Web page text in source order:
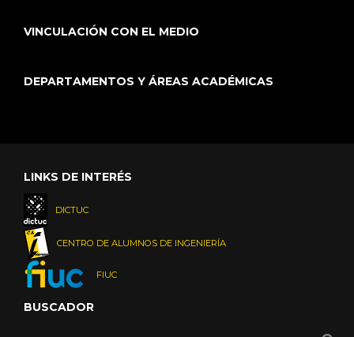
VINCULACIÓN CON EL MEDIO
DEPARTAMENTOS Y ÁREAS ACADÉMICAS
LINKS DE INTERÉS
DICTUC
CENTRO DE ALUMNOS DE INGENIERÍA
FIUC
BUSCADOR